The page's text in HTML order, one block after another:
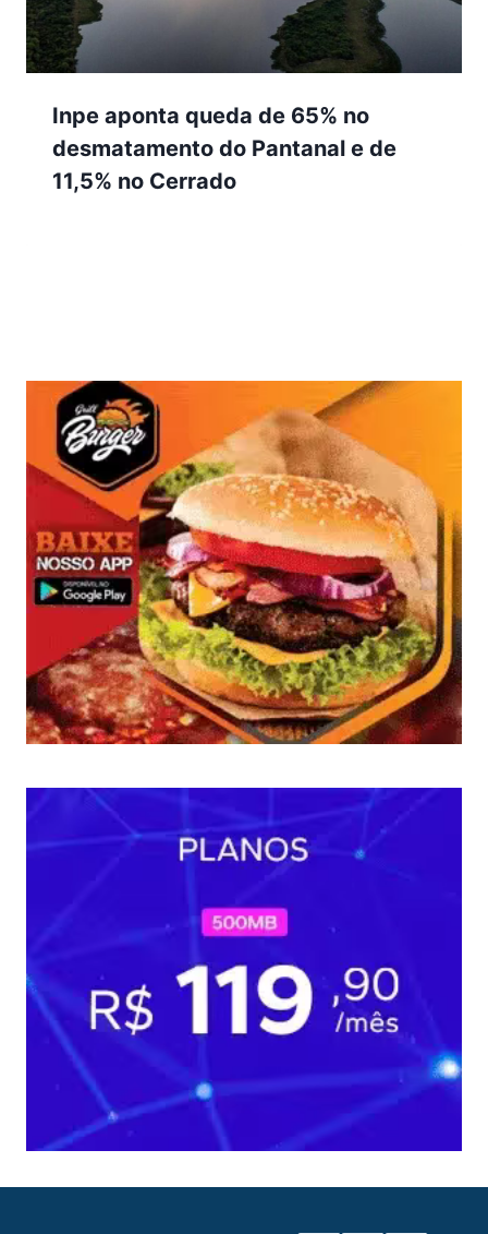
Inpe aponta queda de 65% no
desmatamento do Pantanal e de
11,5% no Cerrado